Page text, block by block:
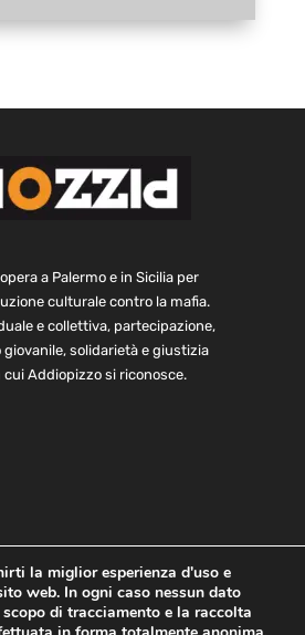
a Palermo e in Sicilia per
culturale contro la mafia.
e collettiva, partecipazione,
solidarietà e giustizia
cui Addiopizzo si riconosce.
e bilancio
Contatti
Child Protection Policy
la miglior esperienza d'uso e
web. In ogni caso nessun dato
di tracciamento e la raccolta